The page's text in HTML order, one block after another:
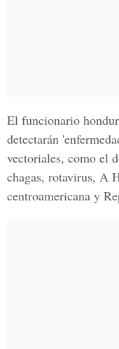
El funcionario
detectarán
vectoriales, como el
chagas, rotavirus, A
centroamericana y